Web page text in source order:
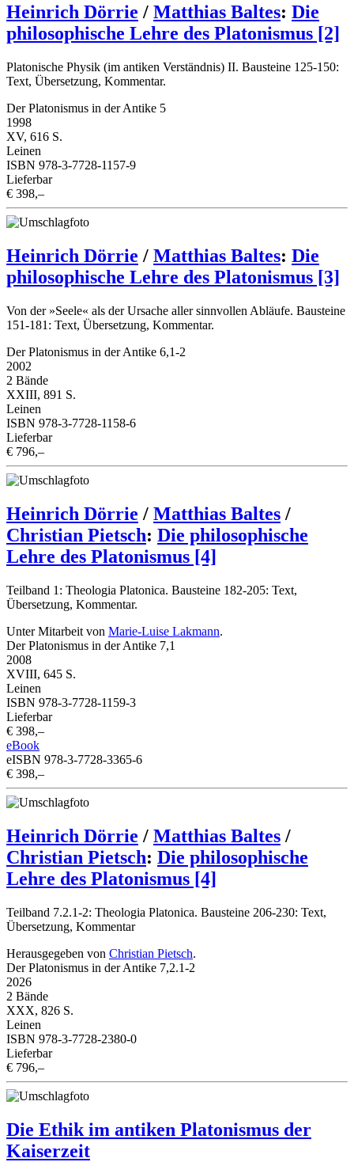
Heinrich Dörrie / Matthias Baltes: Die
philosophische Lehre des Platonismus [2]
Platonische Physik (im antiken Verständnis) II. Bausteine 125-150:
Text, Übersetzung, Kommentar.
Der Platonismus in der Antike 5
1998
XV, 616 S.
Leinen
ISBN 978-3-7728-1157-9
Lieferbar
€ 398,–
Heinrich Dörrie / Matthias Baltes: Die
philosophische Lehre des Platonismus [3]
Von der »Seele« als der Ursache aller sinnvollen Abläufe. Bausteine
151-181: Text, Übersetzung, Kommentar.
Der Platonismus in der Antike 6,1-2
2002
2 Bände
XXIII, 891 S.
Leinen
ISBN 978-3-7728-1158-6
Lieferbar
€ 796,–
Heinrich Dörrie / Matthias Baltes /
Christian Pietsch: Die philosophische
Lehre des Platonismus [4]
Teilband 1: Theologia Platonica. Bausteine 182-205: Text,
Übersetzung, Kommentar.
Unter Mitarbeit von Marie-Luise Lakmann.
Der Platonismus in der Antike 7,1
2008
XVIII, 645 S.
Leinen
ISBN 978-3-7728-1159-3
Lieferbar
€ 398,–
eBook
eISBN 978-3-7728-3365-6
€ 398,–
Heinrich Dörrie / Matthias Baltes /
Christian Pietsch: Die philosophische
Lehre des Platonismus [4]
Teilband 7.2.1-2: Theologia Platonica. Bausteine 206-230: Text,
Übersetzung, Kommentar
Herausgegeben von Christian Pietsch.
Der Platonismus in der Antike 7,2.1-2
2026
2 Bände
XXX, 826 S.
Leinen
ISBN 978-3-7728-2380-0
Lieferbar
€ 796,–
Die Ethik im antiken Platonismus der
Kaiserzeit